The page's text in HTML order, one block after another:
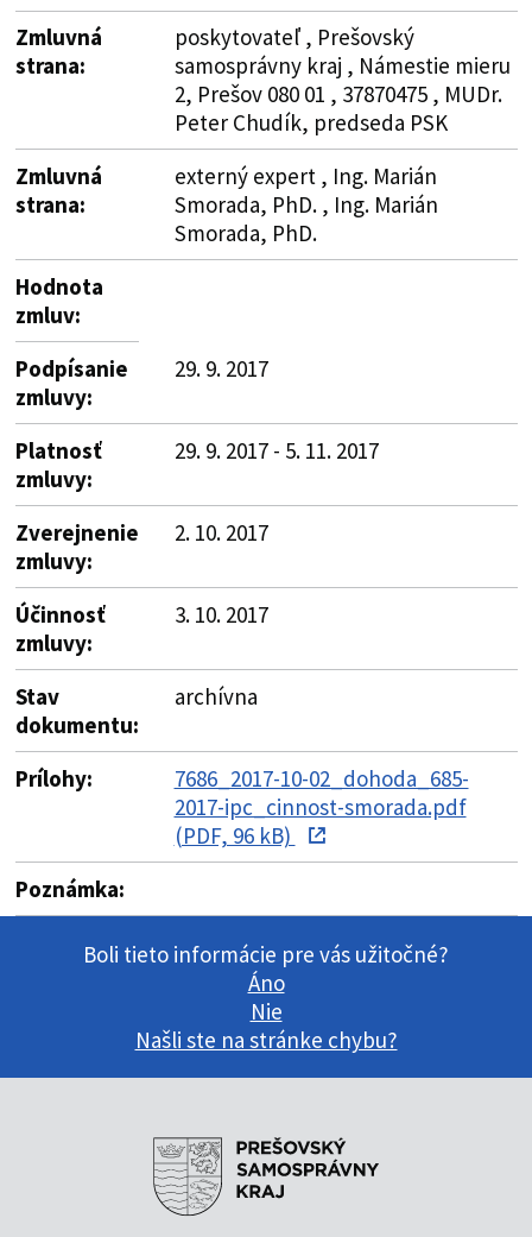
Zmluvná
strana:
poskytovateľ , Prešovský
samosprávny kraj , Námestie mieru
2, Prešov 080 01 , 37870475 , MUDr.
Peter Chudík, predseda PSK
Zmluvná
strana:
externý expert , Ing. Marián
Smorada, PhD. , Ing. Marián
Smorada, PhD.
Hodnota
zmluv:
Podpísanie
zmluvy:
29. 9. 2017
Platnosť
zmluvy:
29. 9. 2017 - 5. 11. 2017
Zverejnenie
zmluvy:
2. 10. 2017
Účinnosť
zmluvy:
3. 10. 2017
Stav
dokumentu:
archívna
Prílohy:
7686_2017-10-02_dohoda_685-
2017-ipc_cinnost-smorada.pdf
(PDF, 96 kB)
Poznámka:
Boli tieto informácie pre vás užitočné?
Áno
Nie
Našli ste na stránke chybu?